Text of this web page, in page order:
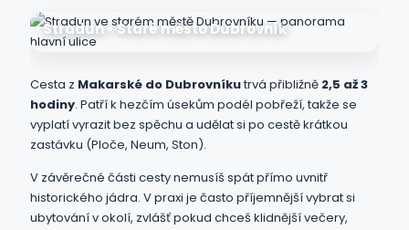
Stradun • Staré město Dubrovník
Cesta z Makarské do Dubrovníkutrvá přibližně 2,5 až 3
hodiny. Patří k hezčím úsekům podél pobřeží, takže se
vyplatí vyrazit bez spěchu a udělat si po cestě krátkou
zastávku (Ploče, Neum, Ston).
V závěrečné části cesty nemusíš spát přímo uvnitř
historického jádra. V praxi je často příjemnější vybrat si
ubytování v okolí, zvlášť pokud chceš klidnější večery,